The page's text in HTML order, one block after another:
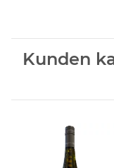
Kunden